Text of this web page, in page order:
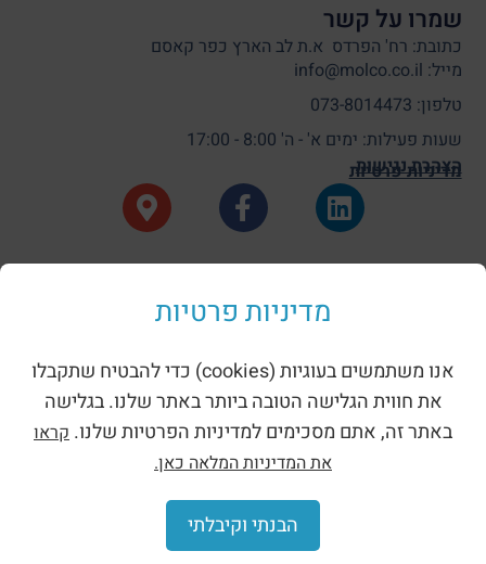
מדיניות פרטיות
אנו משתמשים בעוגיות (cookies) כדי להבטיח שתקבלו
את חווית הגלישה הטובה ביותר באתר שלנו. בגלישה
באתר זה, אתם מסכימים למדיניות הפרטיות שלנו. קראו
את המדיניות המלאה כאן.
הבנתי וקיבלתי
HAGER – האגר
LOVATO
LANZINI – לנזיני
שמרו על קשר
כתובת: רח' הפרדס א.ת לב הארץ כפר קאסם
מייל: info@molco.co.il
טלפון: 073-8014473
שעות פעילות: ימים א' - ה' 8:00 - 17:00
הצהרת נגישות
מדיניות פרטיות